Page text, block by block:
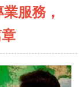
服務，